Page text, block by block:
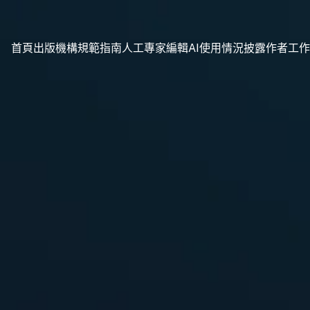
首頁出版機構規範指南人工專家編輯AI使用情況披露作者工